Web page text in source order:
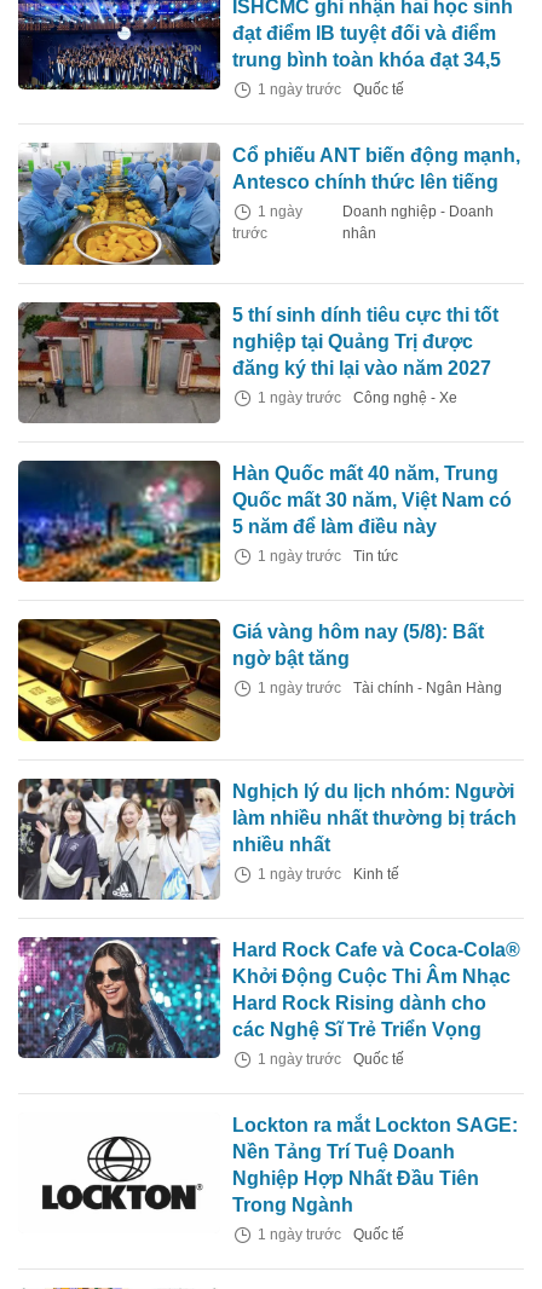
ISHCMC ghi nhận hai học sinh
đạt điểm IB tuyệt đối và điểm
trung bình toàn khóa đạt 34,5
1 ngày trước Quốc tế
Cổ phiếu ANT biến động mạnh,
Antesco chính thức lên tiếng
1 ngày
trước
Doanh nghiệp - Doanh
nhân
5 thí sinh dính tiêu cực thi tốt
nghiệp tại Quảng Trị được
đăng ký thi lại vào năm 2027
1 ngày trước Công nghệ - Xe
Hàn Quốc mất 40 năm, Trung
Quốc mất 30 năm, Việt Nam có
5 năm để làm điều này
1 ngày trước Tin tức
Giá vàng hôm nay (5/8): Bất
ngờ bật tăng
1 ngày trước Tài chính - Ngân Hàng
Nghịch lý du lịch nhóm: Người
làm nhiều nhất thường bị trách
nhiều nhất
1 ngày trước Kinh tế
Hard Rock Cafe và Coca-Cola®
Khởi Động Cuộc Thi Âm Nhạc
Hard Rock Rising dành cho
các Nghệ Sĩ Trẻ Triển Vọng
1 ngày trước Quốc tế
Lockton ra mắt Lockton SAGE:
Nền Tảng Trí Tuệ Doanh
Nghiệp Hợp Nhất Đầu Tiên
Trong Ngành
1 ngày trước Quốc tế